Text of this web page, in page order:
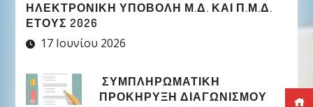
ΗΛΕΚΤΡΟΝΙΚΉ ΥΠΟΒΟΛΉ Μ.Δ. ΚΑΙ Π.Μ.Δ.
ΈΤΟΥΣ 2026
17 Ιουνίου 2026
ΣΥΜΠΛΗΡΩΜΑΤΙΚΉ
ΠΡΟΚΉΡΥΞΗ ΔΙΑΓΩΝΙΣΜΟΎ